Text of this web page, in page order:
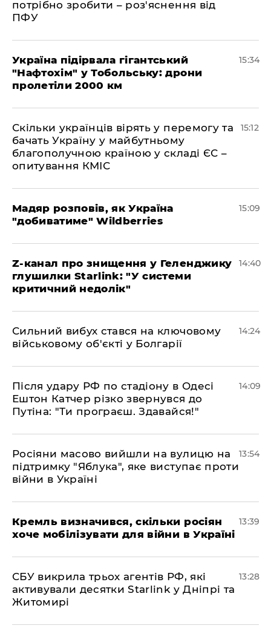
потрібно зробити – роз'яснення від
ПФУ
Україна підірвала гігантський
"Нафтохім" у Тобольську: дрони
пролетіли 2000 км
15:34
Скільки українців вірять у перемогу та
бачать Україну у майбутньому
благополучною країною у складі ЄС –
опитування КМІС
15:12
Мадяр розповів, як Україна
"добиватиме" Wildberries
15:09
Z-канал про знищення у Геленджику
глушилки Starlink: "У системи
критичний недолік"
14:40
Сильний вибух стався на ключовому
військовому об'єкті у Болгарії
14:24
Після удару РФ по стадіону в Одесі
Ештон Катчер різко звернувся до
Путіна: "Ти програєш. Здавайся!"
14:09
Росіяни масово вийшли на вулицю на
підтримку "Яблука", яке виступає проти
війни в Україні
13:54
Кремль визначився, скільки росіян
хоче мобілізувати для війни в Україні
13:39
СБУ викрила трьох агентів РФ, які
активували десятки Starlink у Дніпрі та
Житомирі
13:28